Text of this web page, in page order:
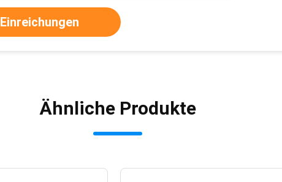
Einreichungen
Ähnliche Produkte